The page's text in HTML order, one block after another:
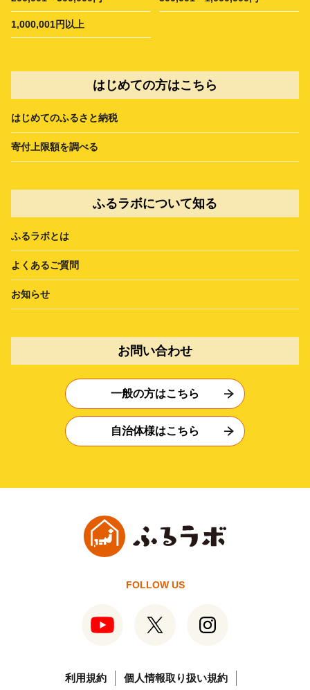
1,000,001円以上
はじめての方はこちら
はじめてのふるさと納税
寄付上限額を調べる
ふるラボについて知る
ふるラボとは
よくあるご質問
お知らせ
お問い合わせ
一般の方はこちら
自治体様はこちら
FOLLOW US
利用規約 個人情報取り扱い規約